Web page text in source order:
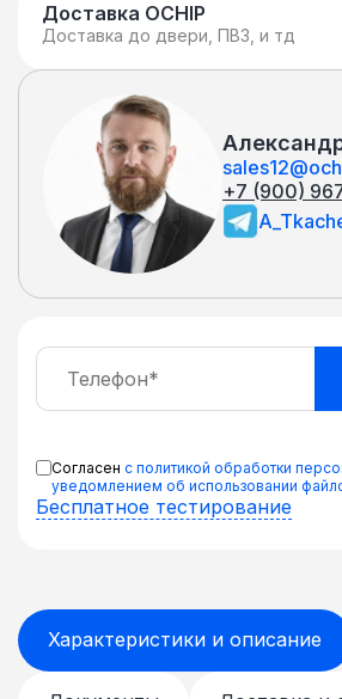
Доставка OCHIP
Доставка до двери, ПВЗ, и тд
+7 (900)
Согласен с политикой обработки
уведомлением об использовании
Бесплатное тестирование
Характеристики и описание